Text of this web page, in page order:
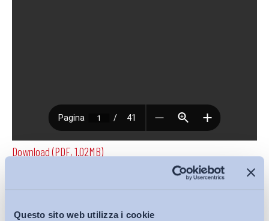
Questo sito web utilizza i cookie
Download (PDF, 1.02MB)